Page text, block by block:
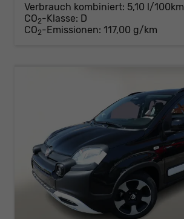
Verbrauch kombiniert: 5,10 l/100km
CO2-Klasse: D
CO2-Emissionen: 117,00 g/km